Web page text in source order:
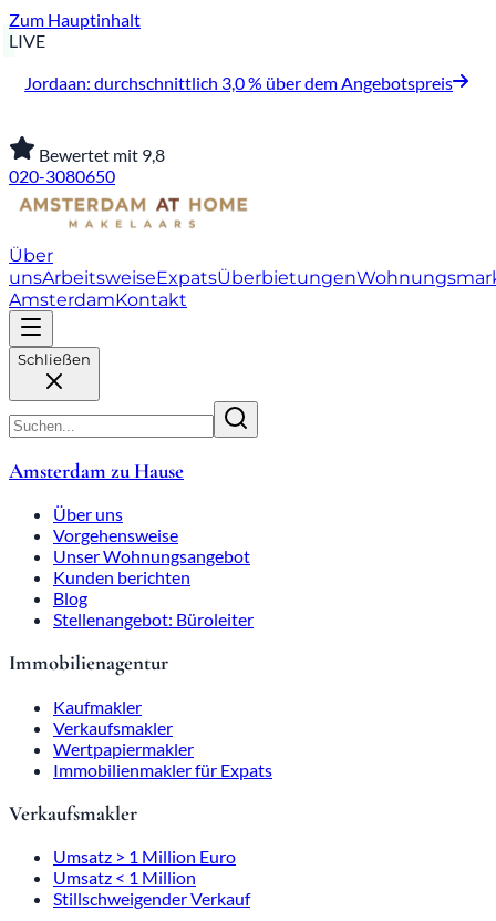
Zum Hauptinhalt
LIVE
Jordaan: durchschnittlich 3,0 % über dem Angebotspreis
Bewertet mit 9,8
020-3080650
Über
unsArbeitsweiseExpatsÜberbietungen
AmsterdamKontakt
Schließen
Amsterdam zu Hause
Über uns
Vorgehensweise
Unser Wohnungsangebot
Kunden berichten
Blog
Stellenangebot: Büroleiter
Immobilienagentur
Kaufmakler
Verkaufsmakler
Wertpapiermakler
Immobilienmakler für Expats
Verkaufsmakler
Umsatz > 1 Million Euro
Umsatz < 1 Million
Stillschweigender Verkauf